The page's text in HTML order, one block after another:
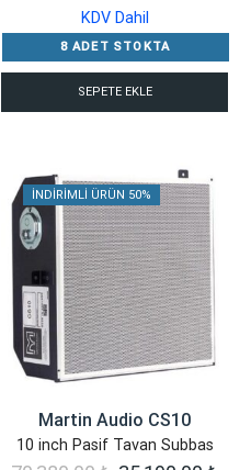
fiyat:
70,380.00 ₺.
KDV Dahil
8 ADET STOKTA
SEPETE EKLE
İNDIRIMLI ÜRÜN 50%
Martin Audio CS10
10 inch Pasif Tavan Subbas